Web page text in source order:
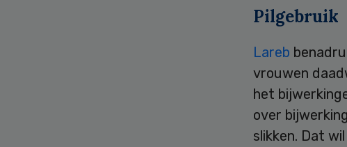
Pilgebruik
Lareb
vrouwen
het
over
slikken. Dat